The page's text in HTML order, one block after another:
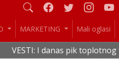
MARKETING Mali oglasi
pik toplotnog talasa • Apel